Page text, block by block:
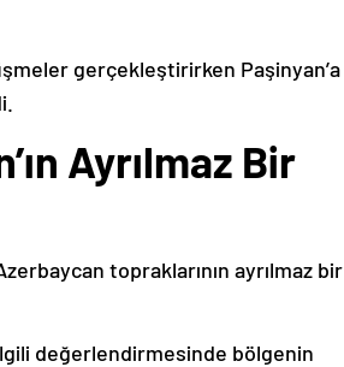
gerçekleştirirken Paşinyan’a
Ayrılmaz Bir
topraklarının ayrılmaz bir
ilgili değerlendirmesinde bölgenin